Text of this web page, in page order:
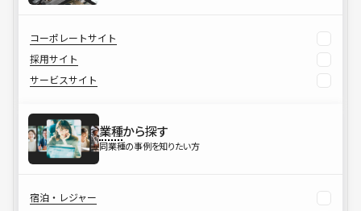
コーポレートサイト
採用サイト
サービスサイト
業種から探す
同業種の事例を知りたい方
宿泊・レジャー